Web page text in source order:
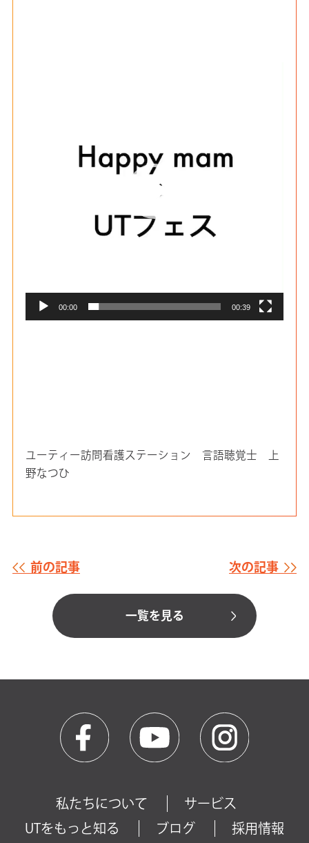
00:00 00:39
ユーティー訪問看護ステーション 言語聴覚士 上
野なつひ
前の記事
一覧を見る
次の記事
私たちについて
サービス
UTをもっと知る
ブログ 採用情報